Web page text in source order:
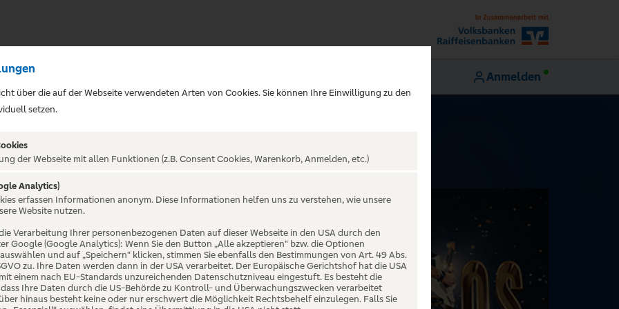
Anmelden
- Una
- World
über die auf der Webseite verwendeten Arten von Cookies. Sie können Ihre Einwilligung zu den
setzen.
der Webseite mit allen Funktionen (z.B. Consent Cookies, Warenkorb, Anmelden, etc.)
Analytics)
erfassen Informationen anonym. Diese Informationen helfen uns zu verstehen, wie unsere
Website nutzen.
Verarbeitung Ihrer personenbezogenen Daten auf dieser Webseite in den USA durch den
Google (Google Analytics): Wenn Sie den Button „Alle akzeptieren“ bzw. die Optionen
und auf „Speichern“ klicken, stimmen Sie ebenfalls den Bestimmungen von Art. 49 Abs.
zu. Ihre Daten werden dann in der USA verarbeitet. Der Europäische Gerichtshof hat die USA
einem nach EU-Standards unzureichenden Datenschutzniveau eingestuft. Es besteht die
Ihre Daten durch die US-Behörde zu Kontroll- und Überwachungszwecken verarbeitet
hinaus besteht keine oder nur erschwert die Möglichkeit Rechtsbehelf einzulegen. Falls Sie